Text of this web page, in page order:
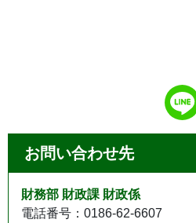
お問い合わせ先
財務部 財政課 財政係
電話番号：0186-62-6607